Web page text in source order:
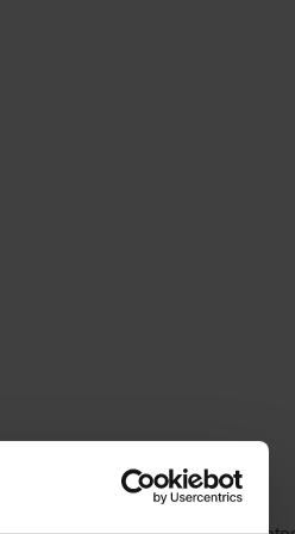
kapcsolatépítésben.
és az ismerkedésben.